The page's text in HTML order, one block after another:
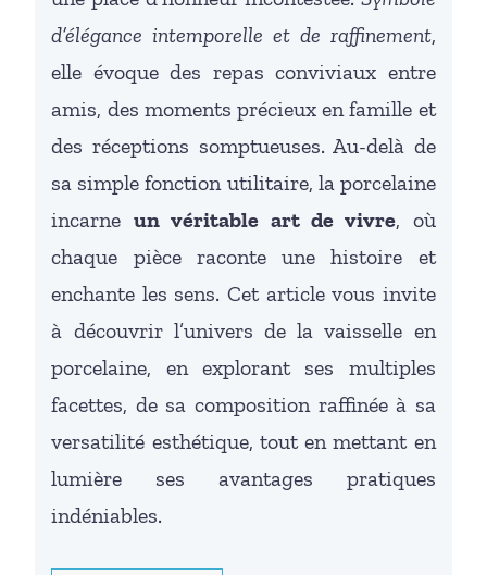
d’élégance intemporelle et de raffinement,
elle évoque des repas conviviaux entre
amis, des moments précieux en famille et
des réceptions somptueuses. Au-delà de
sa simple fonction utilitaire, la porcelaine
incarneun véritable art de vivre, où
chaque pièce raconte une histoire et
enchante les sens. Cet article vous invite
à découvrir l’univers de la vaisselle en
porcelaine, en explorant ses multiples
facettes, de sa composition raffinée à sa
versatilité esthétique, tout en mettant en
lumière ses avantages pratiques
indéniables.